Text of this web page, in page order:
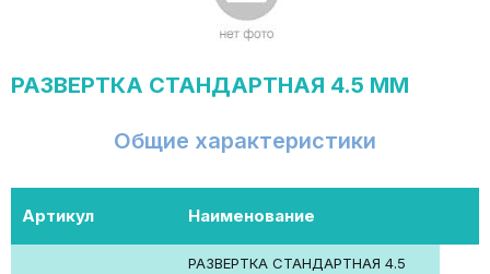
РАЗВЕРТКА СТАНДАРТНАЯ 4.5 ММ
Общие характеристики
Артикул Наименование
РАЗВЕРТКА СТАНДАРТНАЯ 4.5